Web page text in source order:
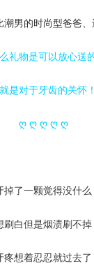
男的时尚型爸爸
礼物是可以放心送
是对于牙齿的关怀
ღ ღ ღ ღ ღ
掉了一颗觉得没什么
刷白但是烟渍刷不掉
疼想着忍忍就过去了